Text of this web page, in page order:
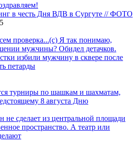
в честь Дня ВДВ в Сургуте // ФОТО
проверка...(с) Я так понимаю,
мужчины? Обидел детачков.
избили мужчину в сквере после
петарды
турниры по шашкам и шахматам,
8 августа Дню
не сделает из центральной площади
пространство. А театр или